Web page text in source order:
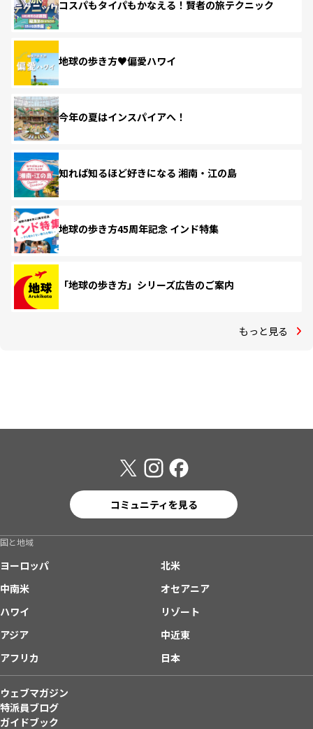
コスパもタイパもかなえる！賢者の旅テクニック
地球の歩き方♥偏愛ハワイ
今年の夏はインスパイアへ！
知れば知るほど好きになる 湘南・江の島
地球の歩き方45周年記念 インド特集
「地球の歩き方」シリーズ広告のご案内
もっと見る
コミュニティを見る
国と地域
ヨーロッパ
北米
中南米
オセアニア
ハワイ
リゾート
アジア
中近東
アフリカ
日本
ウェブマガジン
特派員ブログ
ガイドブック